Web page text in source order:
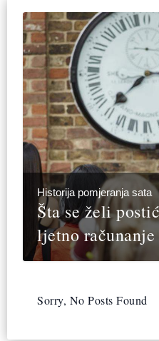
Historija pomjeranja sata
Šta se želi
ljetno računanje
Sorry, No Posts Found